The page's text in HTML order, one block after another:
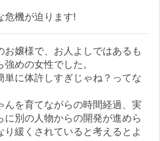
危機が迫ります!
お嬢様で、お人よしではあるも
めの女性でした。
単に体許しすぎじゃね？ってな
んを育てながらの時間経過、実
に別の人物からの開発が進めら
緩くされていると考えるとよ